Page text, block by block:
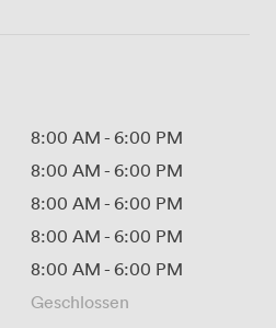
8:00 AM - 6:00 PM
8:00 AM - 6:00 PM
8:00 AM - 6:00 PM
8:00 AM - 6:00 PM
8:00 AM - 6:00 PM
Geschlossen